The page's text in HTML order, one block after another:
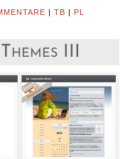
| TB | PL
III